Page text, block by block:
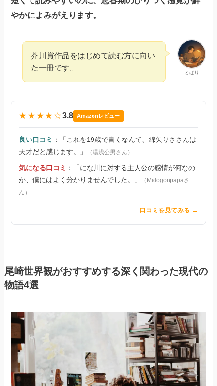
やかによみがえります。
とばり
芥川賞作品をはじめて読む方に向い
た一冊です。
★★★★☆3.8 Amazonレビュー
良い口コミ ：「これを19歳で書くなんて、綿矢りささんは
天才だと感じます。」
（湯浅公男さん）
気になる口コミ ：「にな川に対する主人公の感情が何なの
か、僕にはよく分かりませんでした。」
（Midogonpapaさ
ん）
口コミを見てみる →
尾崎世界観がおすすめする深く関わった現代の
物語4選